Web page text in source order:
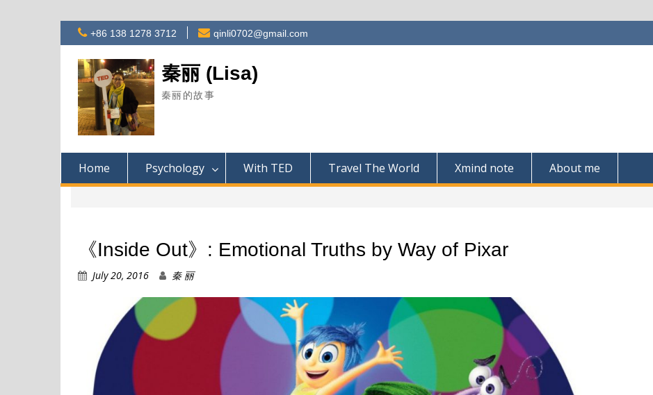
Skip
to
content
+86 138 1278 3712 qinli0702@gmail.com
秦丽 (Lisa)
秦丽的故事
Home Psychology With TED Travel The World Xmind note About me
《Inside Out》: Emotional Truths by Way of Pixar
July 20, 2016 秦 丽